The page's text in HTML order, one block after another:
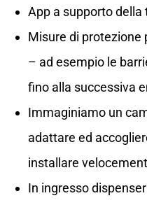
App a supporto
Misure di protezione
– ad esempio le
fino alla successiva
Immaginiamo un
adattare ed
installare
In ingresso